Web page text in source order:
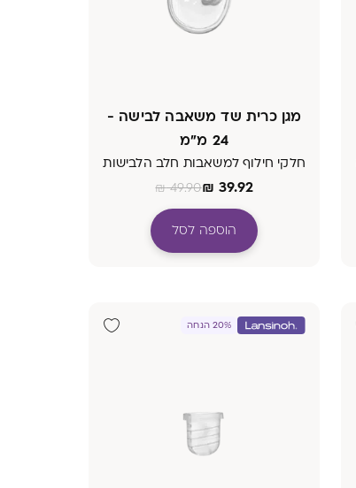
מגן כרית שד משאבה לבישה -
24 מ"מ
חלקי חילוף למשאבות חלב הלבישות
₪ 39.92
₪49.90
הוספה לסל
20% הנחה